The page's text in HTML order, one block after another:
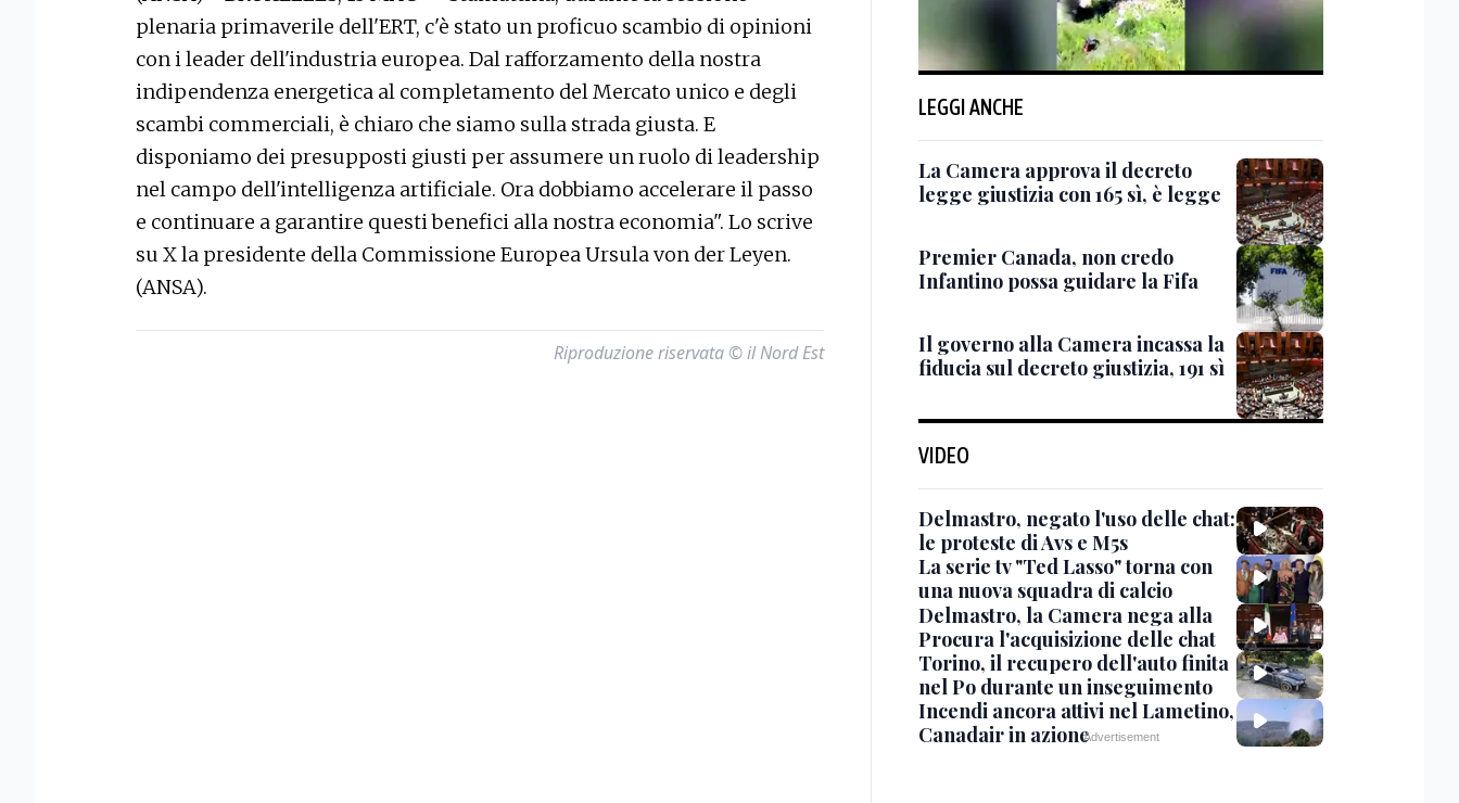
plenaria primaverile dell'ERT, c'è stato un proficuo scambio di opinioni
con i leader dell'industria europea. Dal rafforzamento della nostra
indipendenza energetica al completamento del Mercato unico e degli
scambi commerciali, è chiaro che siamo sulla strada giusta. E
disponiamo dei presupposti giusti per assumere un ruolo di leadership
nel campo dell'intelligenza artificiale. Ora dobbiamo accelerare il passo
e continuare a garantire questi benefici alla nostra economia". Lo scrive
su X la presidente della Commissione Europea Ursula von der Leyen.
(ANSA).
Riproduzione riservata © il Nord Est
LEGGI ANCHE
La Camera approva il decreto
legge giustizia con 165 sì, è legge
Premier Canada, non credo
Infantino possa guidare la Fifa
Il governo alla Camera incassa la
fiducia sul decreto giustizia, 191 sì
VIDEO
Delmastro, negato l'uso delle chat:
le proteste di Avs e M5s
La serie tv "Ted Lasso" torna con
una nuova squadra di calcio
Delmastro, la Camera nega alla
Procura l'acquisizione delle chat
Torino, il recupero dell'auto finita
nel Po durante un inseguimento
Incendi ancora attivi nel Lametino,
Canadair in azione